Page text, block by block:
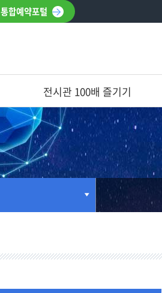
통합예약포털
전시관 100배 즐기기